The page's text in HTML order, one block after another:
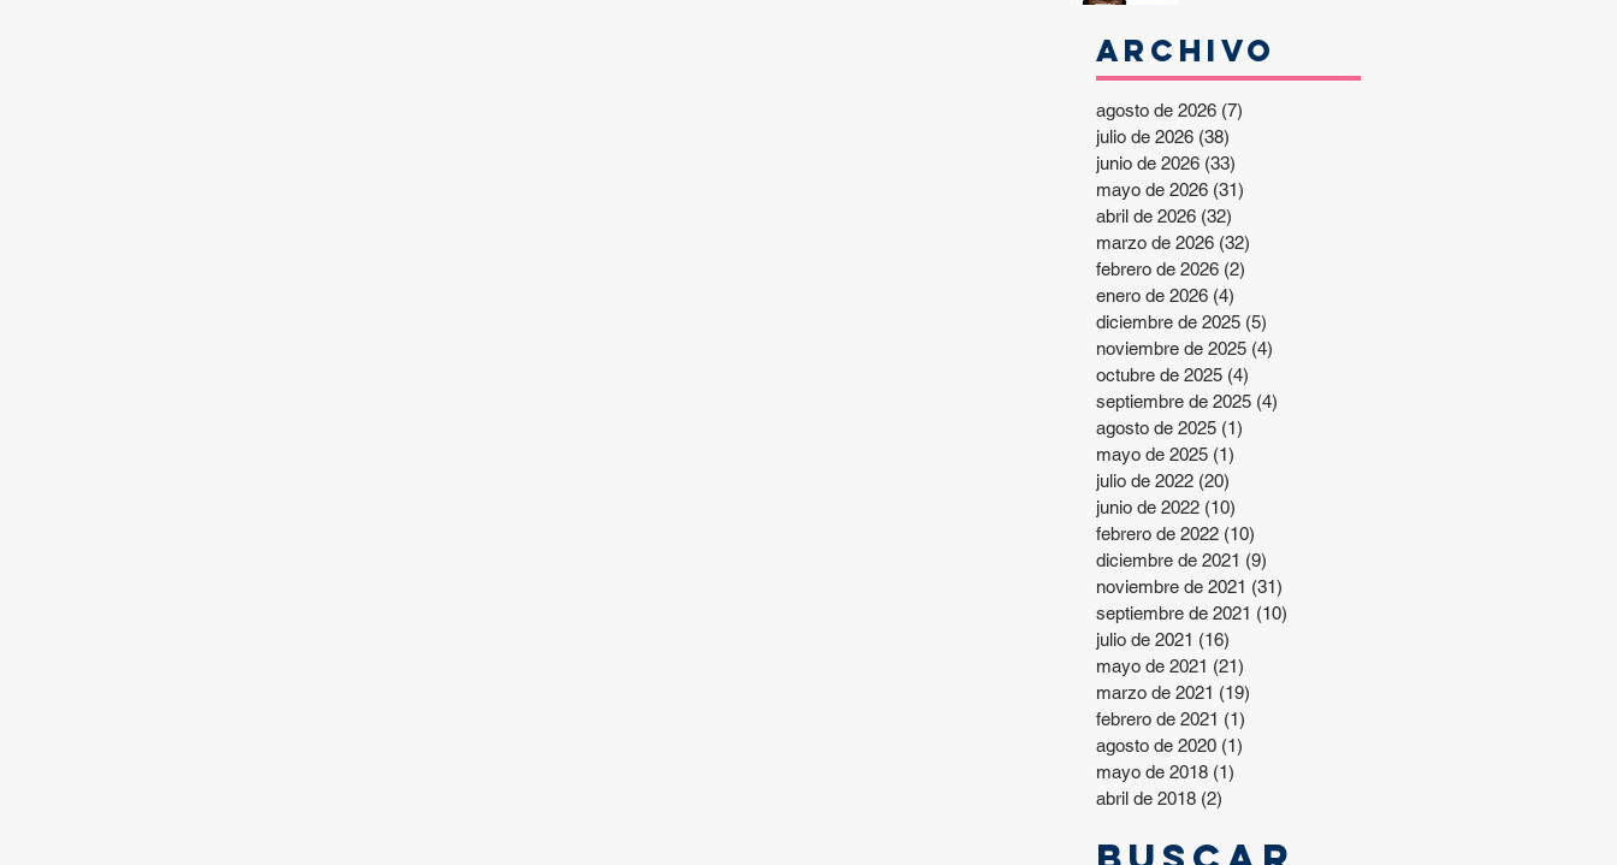
Archivo
agosto de 2026 (7)
julio de 2026 (38)
junio de 2026 (33)
mayo de 2026 (31)
abril de 2026 (32)
marzo de 2026 (32)
febrero de 2026 (2)
enero de 2026 (4)
diciembre de 2025 (5)
noviembre de 2025 (4)
octubre de 2025 (4)
septiembre de 2025 (4)
agosto de 2025 (1)
mayo de 2025 (1)
julio de 2022 (20)
junio de 2022 (10)
febrero de 2022 (10)
diciembre de 2021 (9)
noviembre de 2021 (31)
septiembre de 2021 (10)
julio de 2021 (16)
mayo de 2021 (21)
marzo de 2021 (19)
febrero de 2021 (1)
agosto de 2020 (1)
mayo de 2018 (1)
abril de 2018 (2)